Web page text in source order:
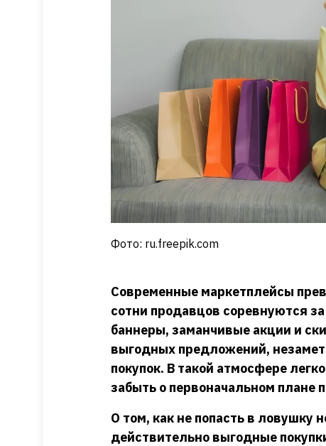
Фото: ru.freepik.com
Современные маркетплейсы
сотни продавцов соревнуются
баннеры, заманчивые акции и
выгодных предложений,
покупок. В такой атмосфере
забыть о первоначальном плане
О том, как не попасть в ловушку
действительно выгодные